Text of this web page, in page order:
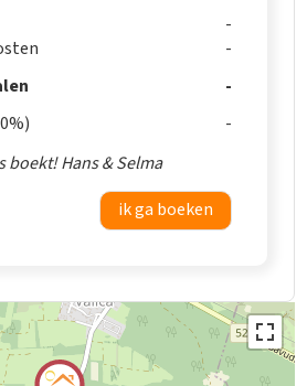
boekt! Hans & Selma
ik ga boeken